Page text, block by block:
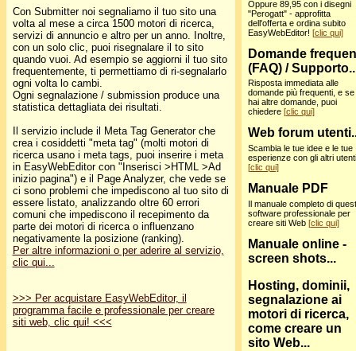
Con Submitter noi segnaliamo il tuo sito una
volta al mese a circa 1500 motori di ricerca,
servizi di annuncio e altro per un anno. Inoltre,
con un solo clic, puoi risegnalare il to sito
quando vuoi. Ad esempio se aggiorni il tuo sito
frequentemente, ti permettiamo di ri-segnalarlo
ogni volta lo cambi.
Ogni segnalazione / submission produce una
statistica dettagliata dei risultati.
Il servizio include il Meta Tag Generator che
crea i cosiddetti "meta tag" (molti motori di
ricerca usano i meta tags, puoi inserire i meta
in EasyWebEditor con "Inserisci >HTML >Ad
inizio pagina") e il Page Analyzer, che vede se
ci sono problemi che impediscono al tuo sito di
essere listato, analizzando oltre 60 errori
comuni che impediscono il recepimento da
parte dei motori di ricerca o influenzano
negativamente la posizione (ranking).
Per altre informazioni o per aderire al servizio,
clic qui...
>>> Per acquistare EasyWebEditor, il
programma facile e professionale per creare
siti web, clic qui! <<<
Oppure 89,95 con i disegni
"Perogatt" - approfitta
dell'offerta e ordina subito
EasyWebEditor! [clic qui]
Domande
(FAQ) /
Risposta immediata alle
domande più frequenti, e se
hai altre domande, puoi
chiedere [clic qui]
Web forum
Scambia le tue idee e le tue
esperienze con gli altri utenti
[clic qui]
Manuale PDF
Il manuale completo di
software professionale per
creare siti Web [clic qui]
Manuale online -
screen shots...
Hosting, dominii,
segnalazione ai
motori di ricerca,
come creare un
sito Web...